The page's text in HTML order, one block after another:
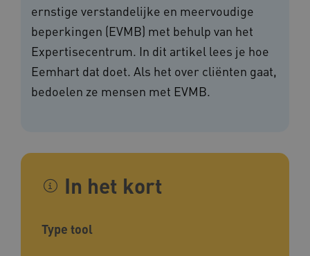
ernstige verstandelijke en meervoudige
beperkingen (EVMB) met behulp van het
Expertisecentrum. In dit artikel lees je hoe
Eemhart dat doet. Als het over cliënten gaat,
bedoelen ze mensen met EVMB.
In het kort
Type tool